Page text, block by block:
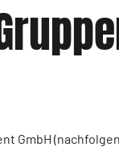
GmbH